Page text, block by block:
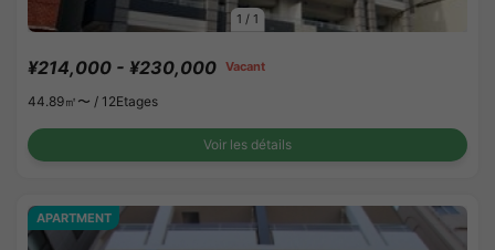
1 / 1
¥214,000 - ¥230,000 Vacant
44.89㎡〜 / 12Etages
Voir les détails
APARTMENT